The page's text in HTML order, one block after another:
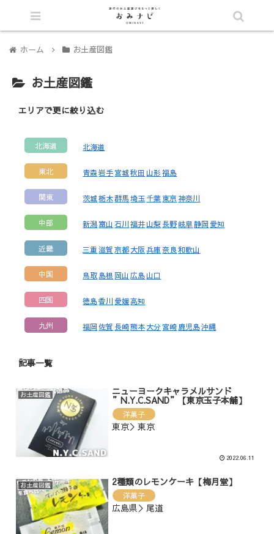
ホーム お土産図鑑
お土産図鑑
エリアで更に絞り込む
北海道 北海道
東北 青森岩手宮城秋田 山形 福島
関東 茨城栃木群馬埼玉千葉東京 神奈川
中部 新潟富山 石川 福井山梨 長野岐阜静岡 愛知
近畿 三重 滋賀 京都大阪 兵庫 奈良和歌山
中国 鳥取島根 岡山 広島山口
四国 徳島香川 愛媛高知
九州 福岡 佐賀 長崎熊本大分 宮崎鹿児島沖縄
記事一覧
お土産図鑑 ニューヨークキャラメルサンド
”N.Y.C.SAND”【東京玉子本舗】
洋菓子
東京＞東京
2022.06.11
お土産図鑑 2種類のレモンケーキ【梅月堂】
洋菓子
広島県＞尾道
シェア